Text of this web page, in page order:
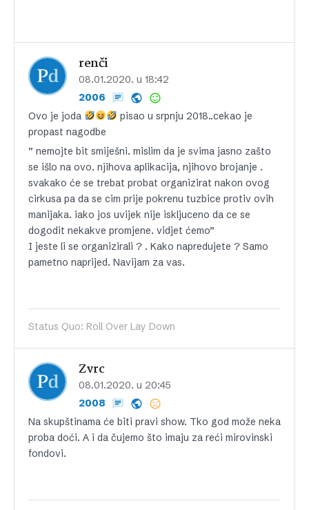
renči
08.01.2020. u 18:42
2006
Ovo je joda
pisao u srpnju 2018..cekao je
propast nagodbe
” nemojte bit smiješni. mislim da je svima jasno zašto
se išlo na ovo. njihova aplikacija, njihovo brojanje .
svakako će se trebat probat organizirat nakon ovog
cirkusa pa da se cim prije pokrenu tuzbice protiv ovih
manijaka. iako jos uvijek nije iskljuceno da ce se
dogodit nekakve promjene. vidjet ćemo”
I jeste li se organizirali ? . Kako napredujete ? Samo
pametno naprijed. Navijam za vas.
Status Quo: Roll Over Lay Down
Zvrc
08.01.2020. u 20:45
2008
Na skupštinama će biti pravi show. Tko god može neka
proba doći. A i da čujemo što imaju za reći mirovinski
fondovi.